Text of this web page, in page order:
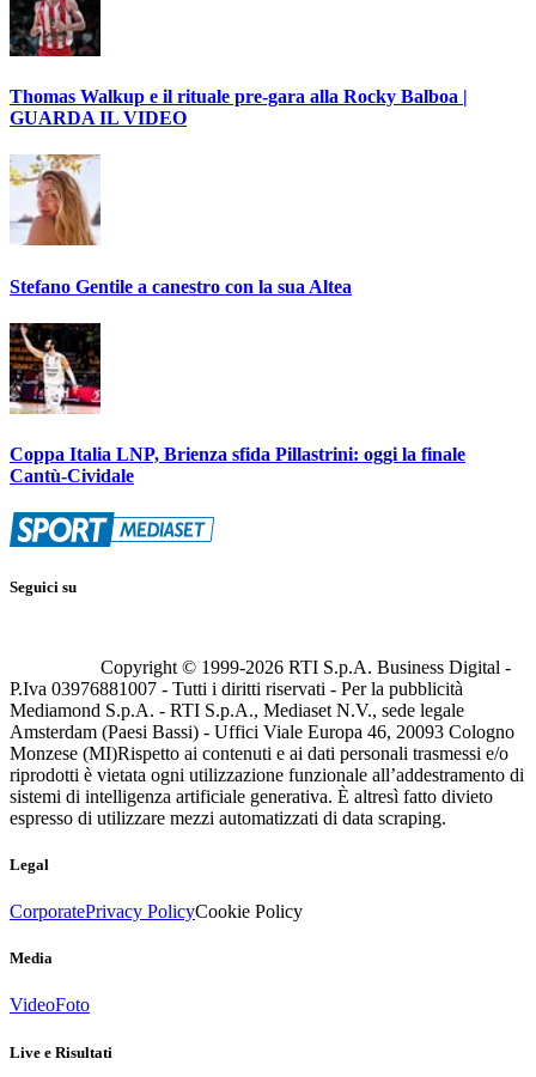
Thomas Walkup e il rituale pre-gara alla Rocky Balboa |
GUARDA IL VIDEO
Stefano Gentile a canestro con la sua Altea
Coppa Italia LNP, Brienza sfida Pillastrini: oggi la finale
Cantù-Cividale
Seguici su
Copyright © 1999-2026 RTI S.p.A. Business Digital -
P.Iva 03976881007 - Tutti i diritti riservati - Per la pubblicità
Mediamond S.p.A. - RTI S.p.A., Mediaset N.V., sede legale
Amsterdam (Paesi Bassi) - Uffici Viale Europa 46, 20093 Cologno
Monzese (MI)Rispetto ai contenuti e ai dati personali trasmessi e/o
riprodotti è vietata ogni utilizzazione funzionale all’addestramento di
sistemi di intelligenza artificiale generativa. È altresì fatto divieto
espresso di utilizzare mezzi automatizzati di data scraping.
Legal
CorporatePrivacy PolicyCookie Policy
Media
VideoFoto
Live e Risultati